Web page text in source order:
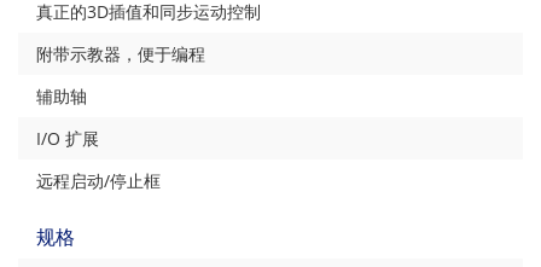
真正的3D插值和同步运动控制
附带示教器，便于编程
辅助轴
I/O 扩展
远程启动/停止框
规格